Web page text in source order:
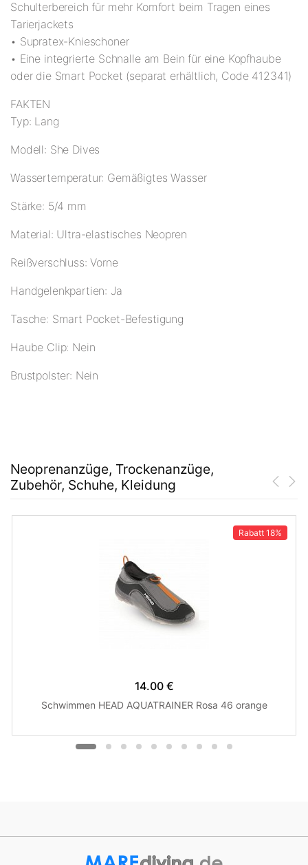
Schulterbereich für mehr Komfort beim Tragen eines
Tarierjackets
• Supratex-Knieschoner
• Eine integrierte Schnalle am Bein für eine Kopfhaube
oder die Smart Pocket (separat erhältlich, Code 412341)
FAKTEN
Typ: Lang
Modell: She Dives
Wassertemperatur: Gemäßigtes Wasser
Stärke: 5/4 mm
Material: Ultra-elastisches Neopren
Reißverschluss: Vorne
Handgelenkpartien: Ja
Tasche: Smart Pocket-Befestigung
Haube Clip: Nein
Brustpolster: Nein
Neoprenanzüge, Trockenanzüge,
Zubehör, Schuhe, Kleidung
Rabatt 18%
14.00 €
Schwimmen HEAD AQUATRAINER Rosa 46 orange